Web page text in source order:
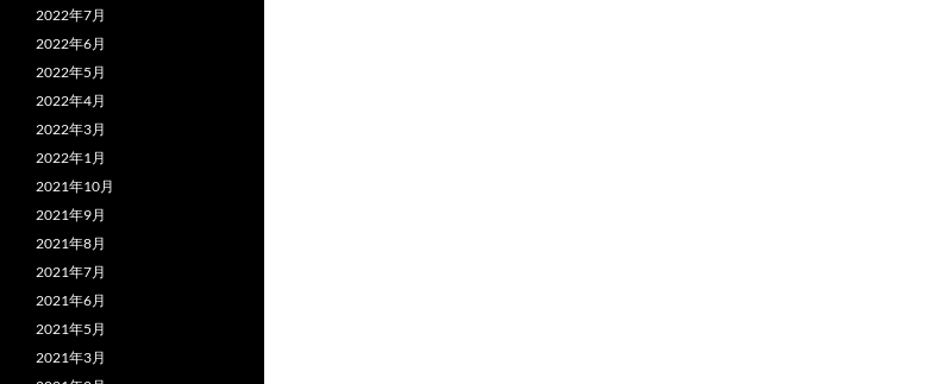
2022年7月
2022年6月
2022年5月
2022年4月
2022年3月
2022年1月
2021年10月
2021年9月
2021年8月
2021年7月
2021年6月
2021年5月
2021年3月